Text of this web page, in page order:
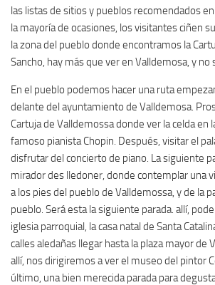
las listas de sitios y pueblos recomendados
la mayoría de ocasiones, los visitantes ciñen
la zona del pueblo donde encontramos la
Sancho, hay más que ver en Valldemosa, y no
En el pueblo podemos hacer una ruta
delante del ayuntamiento de Valldemosa.
Cartuja de Valldemossa donde ver la celda en
famoso pianista Chopin. Después, visitar el
disfrutar del concierto de piano. La siguiente
mirador des lledoner, donde contemplar una
a los pies del pueblo de Valldemossa, y de la
pueblo. Será esta la siguiente parada. allí,
iglesia parroquial, la casa natal de Santa
calles aledañas llegar hasta la plaza mayor de
allí, nos dirigiremos a ver el museo del pintor
último, una bien merecida parada para